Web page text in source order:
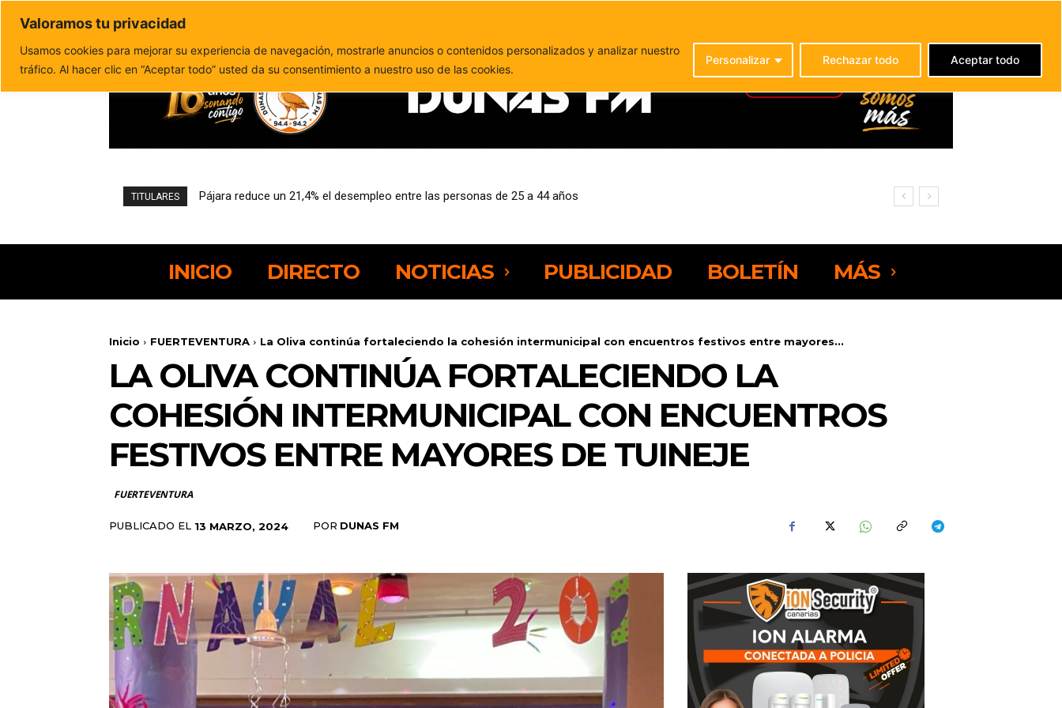
Valoramos tu privacidad
Usamos cookies para mejorar su experiencia de navegación, mostrarle anuncios o contenidos personalizados y analizar nuestro
tráfico. Al hacer clic en “Aceptar todo” usted da su consentimiento a nuestro uso de las cookies.
Personalizar Rechazar todo Aceptar todo
Política de privacidad
TITULARES Pájara reduce un 21,4% el desempleo entre las personas de 25 a 44 años
El PSOE canario alerta de nuevos incumplimientos de la regla de gasto en 2026 y 2027
INICIO DIRECTO NOTICIAS PUBLICIDAD BOLETÍN MÁS
Inicio FUERTEVENTURA La Oliva continúa fortaleciendo la cohesión intermunicipal con encuentros festivos entre mayores...
LA OLIVA CONTINÚA FORTALECIENDO LA
COHESIÓN INTERMUNICIPAL CON ENCUENTROS
FESTIVOS ENTRE MAYORES DE TUINEJE
FUERTEVENTURA
PUBLICADO EL 13 MARZO, 2024 POR DUNAS FM